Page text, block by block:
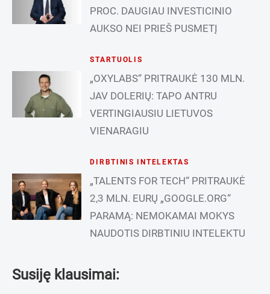
PROC. DAUGIAU INVESTICINIO
AUKSO NEI PRIEŠ PUSMETĮ
STARTUOLIS
„OXYLABS“ PRITRAUKĖ 130 MLN.
JAV DOLERIŲ: TAPO ANTRU
VERTINGIAUSIU LIETUVOS
VIENARAGIU
DIRBTINIS INTELEKTAS
„TALENTS FOR TECH“ PRITRAUKĖ
2,3 MLN. EURŲ „GOOGLE.ORG“
PARAMĄ: NEMOKAMAI MOKYS
NAUDOTIS DIRBTINIU INTELEKTU
Susiję klausimai: